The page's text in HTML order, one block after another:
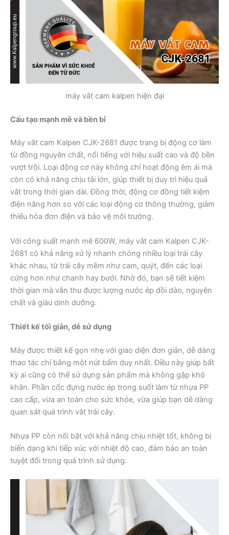
máy vắt cam kalpen hiện đại
Cấu tạo mạnh mẽ và bền bỉ
Máy vắt cam Kalpen CJK-2681 được trang bị động cơ làm
từ đồng nguyên chất, nổi tiếng với hiệu suất cao và độ bền
vượt trội. Loại động cơ này không chỉ hoạt động êm ái mà
còn có khả năng chịu tải lớn, giúp thiết bị duy trì hiệu quả
vắt trong thời gian dài. Đồng thời, động cơ đồng tiết kiệm
điện năng hơn so với các loại động cơ thông thường, giảm
thiểu hóa đơn điện và bảo vệ môi trường.
Với công suất mạnh mẽ 600W, máy vắt cam Kalpen CJK-
2681 có khả năng xử lý nhanh chóng nhiều loại trái cây
khác nhau, từ trái cây mềm như cam, quýt, đến các loại
cứng hơn như chanh hay bưởi. Nhờ đó, bạn sẽ tiết kiệm
thời gian mà vẫn thu được lượng nước ép dồi dào, nguyên
chất và giàu dinh dưỡng.
Thiết kế tối giản, dễ sử dụng
Máy được thiết kế gọn nhẹ với giao diện đơn giản, dễ dàng
thao tác chỉ bằng một nút bấm duy nhất. Điều này giúp bất
kỳ ai cũng có thể sử dụng sản phẩm mà không gặp khó
khăn. Phần cốc đựng nước ép trong suốt làm từ nhựa PP
cao cấp, vừa an toàn cho sức khỏe, vừa giúp bạn dễ dàng
quan sát quá trình vắt trái cây.
Nhựa PP còn nổi bật với khả năng chịu nhiệt tốt, không bị
biến dạng khi tiếp xúc với nhiệt độ cao, đảm bảo an toàn
tuyệt đối trong quá trình sử dụng.